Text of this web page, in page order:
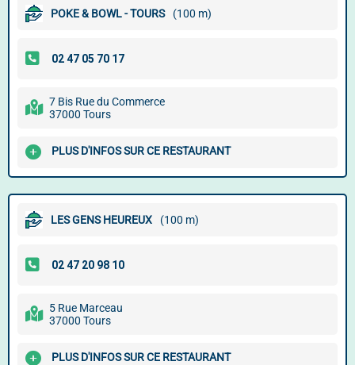
POKE & BOWL - TOURS (100 m)
7 Bis Rue du Commerce
37000 Tours
PLUS D'INFOS SUR CE RESTAURANT
LES GENS HEUREUX (100 m)
5 Rue Marceau
37000 Tours
PLUS D'INFOS SUR CE RESTAURANT